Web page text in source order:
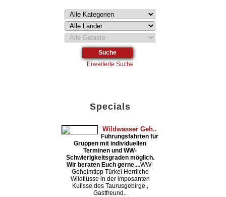
Erweiterte Suche
Specials
Wildwasser Geh..
Führungsfahrten für
Gruppen mit individuellen
Terminen und WW-
Schwierigkeitsgraden möglich.
Wir beraten Euch gerne....WW-
Geheimtipp Türkei Herrliche
Wildflüsse in der imposanten
Kulisse des Taurusgebirge ,
Gastfreund..